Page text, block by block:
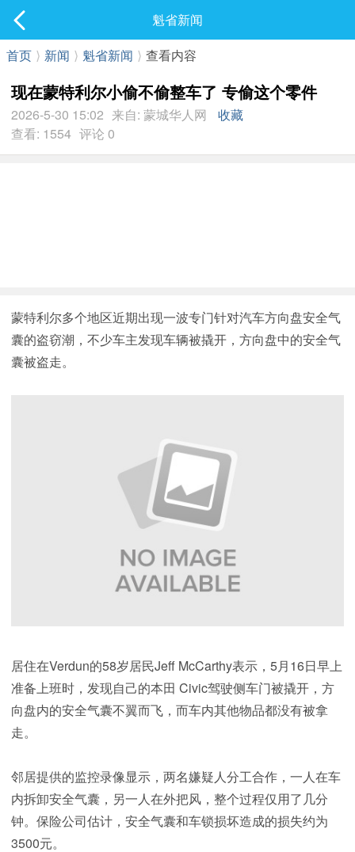
最新发表
魁省新闻
首页 ⟩ 新闻 ⟩ 魁省新闻 ⟩ 查看内容
现在蒙特利尔小偷不偷整车了 专偷这个零件
2026-5-30 15:02 来自: 蒙城华人网
收藏
查看: 1554 评论 0
蒙特利尔多个地区近期出现一波专门针对汽车方向盘安全气
囊的盗窃潮，不少车主发现车辆被撬开，方向盘中的安全气
囊被盗走。
居住在Verdun的58岁居民Jeff McCarthy表示，5月16日早上
准备上班时，发现自己的本田 Civic驾驶侧车门被撬开，方
向盘内的安全气囊不翼而飞，而车内其他物品都没有被拿
走。
邻居提供的监控录像显示，两名嫌疑人分工合作，一人在车
内拆卸安全气囊，另一人在外把风，整个过程仅用了几分
钟。保险公司估计，安全气囊和车锁损坏造成的损失约为
3500元。